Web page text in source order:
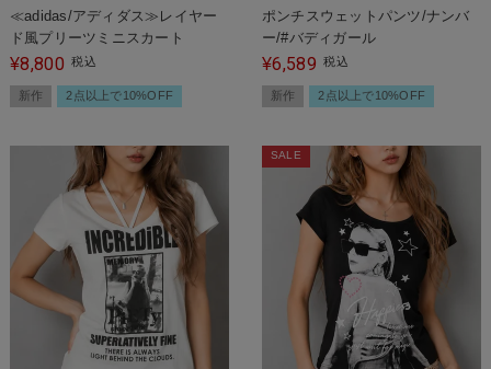
≪adidas/アディダス≫レイヤー
ド風プリーツミニスカート
¥8,800 税込
新作 2点以上で10%OFF
ポンチスウェットパンツ/ナンバ
ー/#バディガール
¥6,589 税込
新作 2点以上で10%OFF
SALE